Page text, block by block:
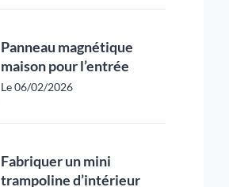
Panneau magnétique
maison pour l’entrée
Le 06/02/2026
Fabriquer un mini
trampoline d’intérieur